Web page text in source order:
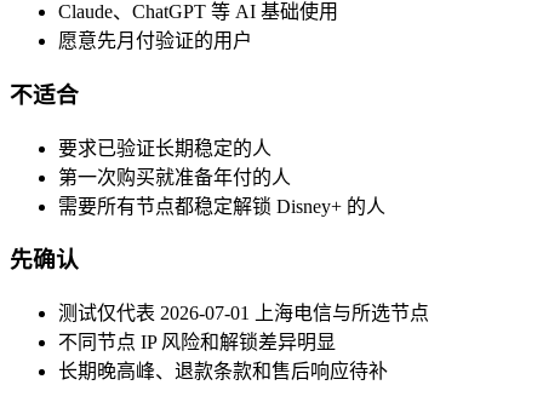
Claude、ChatGPT 等 AI 基础使用
愿意先月付验证的用户
不适合
要求已验证长期稳定的人
第一次购买就准备年付的人
需要所有节点都稳定解锁 Disney+ 的人
先确认
测试仅代表 2026-07-01 上海电信与所选节点
不同节点 IP 风险和解锁差异明显
长期晚高峰、退款条款和售后响应待补